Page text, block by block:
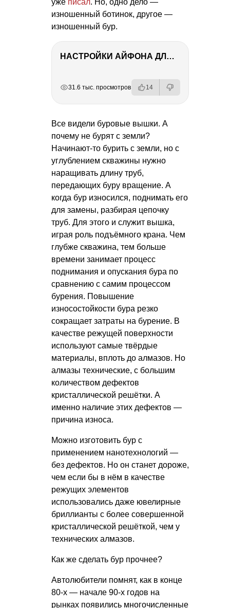
изношенный ботинок, другое —
изношенный бур.
НАСТРОЙКИ АЙФОНА ДЛЯ ФОТО И ВИДЕО
31.6 тыс. просмотров 14
Все видели буровые вышки. А
почему не бурят с земли?
Начинают-то бурить с земли, но с
углублением скважины нужно
наращивать длину труб,
передающих буру вращение. А
когда бур износился, поднимать его
для замены, разбирая цепочку
труб. Для этого и служит вышка,
играя роль подъёмного крана. Чем
глубже скважина, тем больше
времени занимает процесс
поднимания и опускания бура по
сравнению с самим процессом
бурения. Повышение
износостойкости бура резко
сокращает затраты на бурение. В
качестве режущей поверхности
используют самые твёрдые
материалы, вплоть до алмазов. Но
алмазы технические, с большим
количеством дефектов
кристаллической решётки. А
именно наличие этих дефектов —
причина износа.
Можно изготовить бур с
применением нанотехнологий —
без дефектов. Но он станет дороже,
чем если бы в нём в качестве
режущих элементов
использовались даже ювелирные
бриллианты с более совершенной
кристаллической решёткой, чем у
технических алмазов.
Как же сделать бур прочнее?
Автолюбители помнят, как в конце
80-х — начале 90-х годов на
рынках появились многочисленные